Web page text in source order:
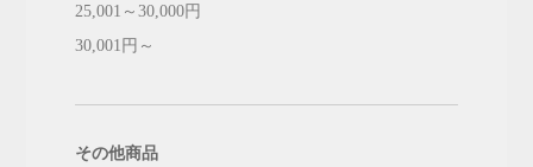
25,001～30,000円
30,001円～
その他商品